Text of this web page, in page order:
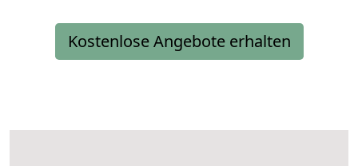
Kostenlose Angebote erhalten